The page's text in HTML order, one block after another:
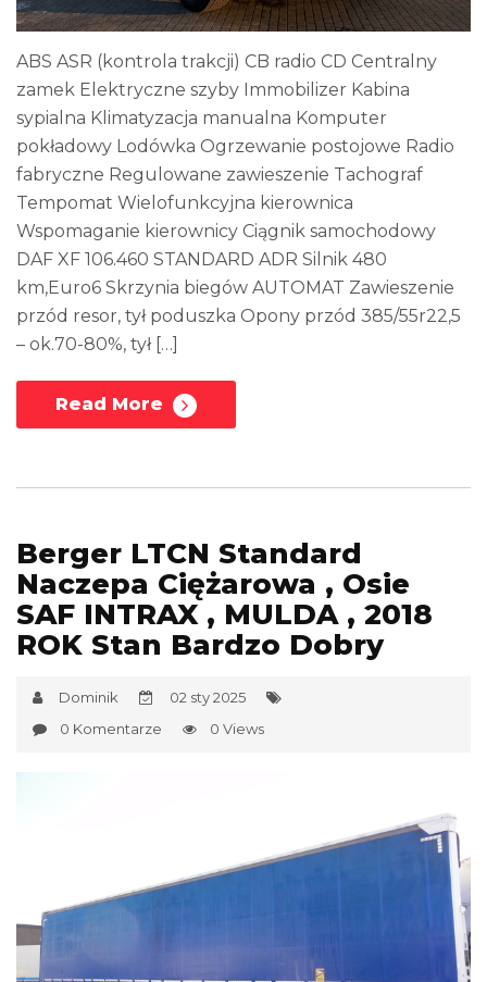
ABS ASR (kontrola trakcji) CB radio CD Centralny
zamek Elektryczne szyby Immobilizer Kabina
sypialna Klimatyzacja manualna Komputer
pokładowy Lodówka Ogrzewanie postojowe Radio
fabryczne Regulowane zawieszenie Tachograf
Tempomat Wielofunkcyjna kierownica
Wspomaganie kierownicy Ciągnik samochodowy
DAF XF 106.460 STANDARD ADR Silnik 480
km,Euro6 Skrzynia biegów AUTOMAT Zawieszenie
przód resor, tył poduszka Opony przód 385/55r22,5
– ok.70-80%, tył […]
Read More
Berger LTCN Standard
Naczepa Ciężarowa , Osie
SAF INTRAX , MULDA , 2018
ROK Stan Bardzo Dobry
Dominik
02 sty 2025
0 Komentarze
0 Views